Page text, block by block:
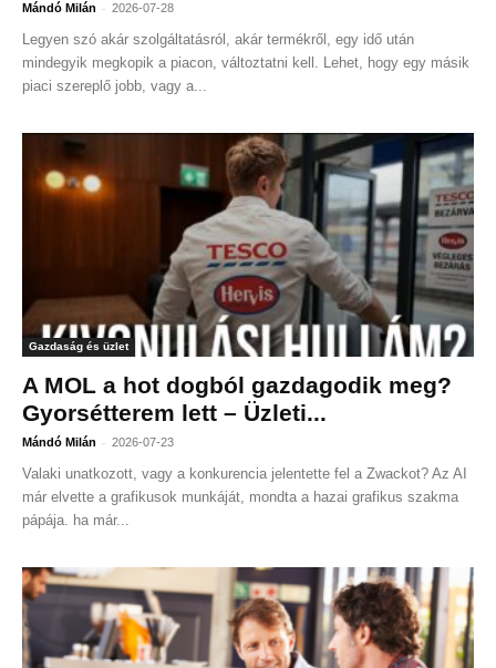
Mándó Milán - 2026-07-28
Legyen szó akár szolgáltatásról, akár termékről, egy idő után
mindegyik megkopik a piacon, változtatni kell. Lehet, hogy egy másik
piaci szereplő jobb, vagy a...
Gazdaság és üzlet
A MOL a hot dogból gazdagodik meg?
Gyorsétterem lett – Üzleti...
Mándó Milán - 2026-07-23
Valaki unatkozott, vagy a konkurencia jelentette fel a Zwackot? Az AI
már elvette a grafikusok munkáját, mondta a hazai grafikus szakma
pápája. ha már...